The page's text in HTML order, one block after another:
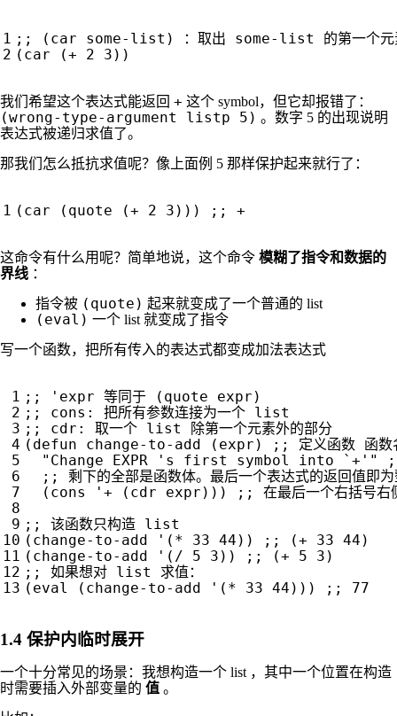
;; (car some-list) ：取出 some-list 的第一个元
( car (+ 2 3 ))
我们希望这个表达式能返回 + 这个 symbol，但它却报错了：
(wrong-type-argument listp 5) 。数字 5 的出现说明
表达式被递归求值了。
那我们怎么抵抗求值呢？像上面例 5 那样保护起来就行了：
( car ( quote (+ 2 3 ))) ;; +
这命令有什么用呢？简单地说，这个命令 模糊了指令和数据的
界线 ：
指令被 (quote) 起来就变成了一个普通的 list
(eval) 一个 list 就变成了指令
写一个函数，把所有传入的表达式都变成加法表达式
;; 'expr 等同于 (quote expr)
;; cons: 把所有参数连接为一个 list
;; cdr: 取一个 list 除第一个元素外的部分
( defun change-to-add ( expr )
;; 定义函数 函数
"Change EXPR 's first symbol into
`+' "
;; 剩下的全部是函数体。最后一个表达式的返回值即为
( cons '+ ( cdr expr )))
;; 在最后一个右括号
;; 该函数只构造 list
( change-to-add ' ( * 33 44 ))
;; (+ 33 44)
( change-to-add ' ( / 5 3 ))
;; (+ 5 3)
;; 如果想对 list 求值：
( eval ( change-to-add ' ( * 33 44 ))) ;; 77
1.4 保护内临时展开
一个十分常见的场景：我想构造一个 list ，其中一个位置在构造
时需要插入外部变量的 值 。